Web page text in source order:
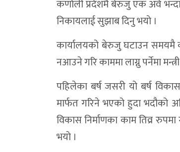
कर्णाली प्रदेशमै बेरुजु एक अर्व
निकायलाई सुझाब दिनु भयाे ।
कार्यालयको बेरुजु घटाउन समयमै
नआउने गरि काममा लाग्नु पर्नेमा
पहिलेका बर्ष जसरी यो बर्ष
मार्फत गरिने भएको हुदा भदौको
विकास निर्माणका काम तिव्र
भयाे ।